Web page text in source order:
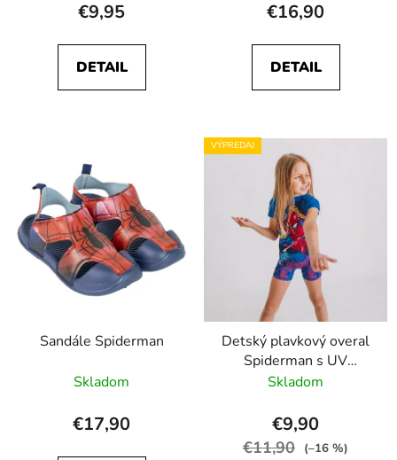
€9,95
DETAIL
€16,90
DETAIL
Sandále Spiderman
Skladom
€17,90
VÝPREDAJ
Detský plavkový overal
Spiderman s UV
ochranou
Skladom
€9,90
€11,90 (–16 %)